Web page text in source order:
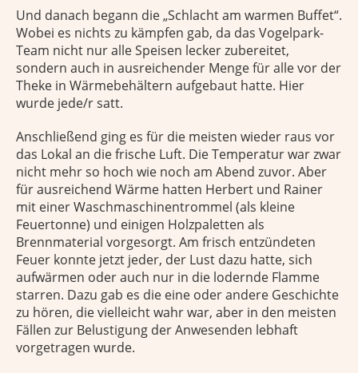
Und danach begann die „Schlacht am warmen Buffet“.
Wobei es nichts zu kämpfen gab, da das Vogelpark-
Team nicht nur alle Speisen lecker zubereitet,
sondern auch in ausreichender Menge für alle vor der
Theke in Wärmebehältern aufgebaut hatte. Hier
wurde jede/r satt.
Anschließend ging es für die meisten wieder raus vor
das Lokal an die frische Luft. Die Temperatur war zwar
nicht mehr so hoch wie noch am Abend zuvor. Aber
für ausreichend Wärme hatten Herbert und Rainer
mit einer Waschmaschinentrommel (als kleine
Feuertonne) und einigen Holzpaletten als
Brennmaterial vorgesorgt. Am frisch entzündeten
Feuer konnte jetzt jeder, der Lust dazu hatte, sich
aufwärmen oder auch nur in die lodernde Flamme
starren. Dazu gab es die eine oder andere Geschichte
zu hören, die vielleicht wahr war, aber in den meisten
Fällen zur Belustigung der Anwesenden lebhaft
vorgetragen wurde.